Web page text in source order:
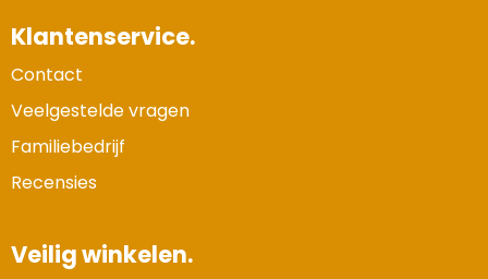
Klantenservice.
Contact
Veelgestelde vragen
Familiebedrijf
Recensies
Veilig winkelen.